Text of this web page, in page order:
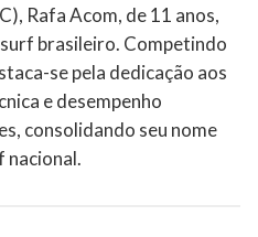
Rafa Acom, de 11 anos,
brasileiro. Competindo
se pela dedicação aos
e desempenho
consolidando seu nome
nacional.